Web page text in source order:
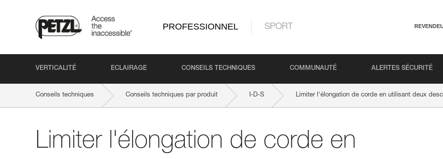
PROFESSIONNEL SPORT
VERTICALITÉ ECLAIRAGE CONSEILS TECHNIQUES COMMUNAUTÉ ALERTES SÉCURITÉ
Conseils techniques Conseils techniques par produit I-D-S Limiter l'élongation de corde en utilisant deux
Limiter l'élongation de corde en